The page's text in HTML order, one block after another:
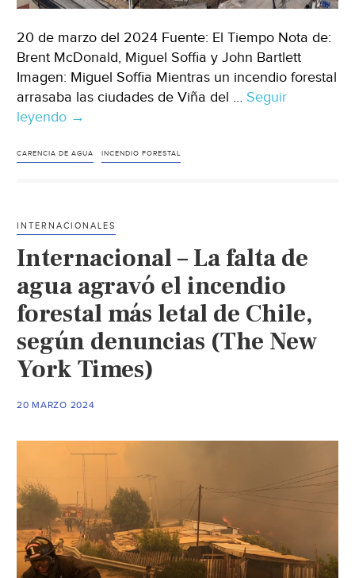
20 de marzo del 2024 Fuente: El Tiempo Nota de:
Brent McDonald, Miguel Soffia y John Bartlett
Imagen: Miguel Soffia Mientras un incendio forestal
arrasaba las ciudades de Viña del … Seguir
leyendo Internacional
Los
potable
que
mientras
Viña
del
Mar
se
→
CARENCIA DE AGUA INCENDIO FORESTAL
INTERNACIONALES
Internacional – La falta de
agua agravó el incendio
forestal más letal de Chile,
según denuncias (The New
York Times)
20 MARZO 2024